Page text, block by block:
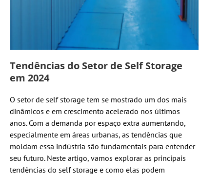
Tendências do Setor de Self Storage
em 2024
O setor de self storage tem se mostrado um dos mais
dinâmicos e em crescimento acelerado nos últimos
anos. Com a demanda por espaço extra aumentando,
especialmente em áreas urbanas, as tendências que
moldam essa indústria são fundamentais para entender
seu futuro. Neste artigo, vamos explorar as principais
tendências do self storage e como elas podem